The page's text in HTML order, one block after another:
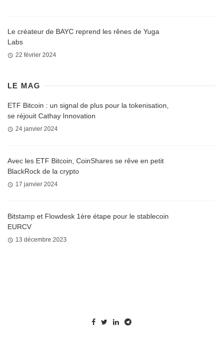
Le créateur de BAYC reprend les rênes de Yuga
Labs
22 février 2024
LE MAG
ETF Bitcoin : un signal de plus pour la tokenisation,
se réjouit Cathay Innovation
24 janvier 2024
Avec les ETF Bitcoin, CoinShares se rêve en petit
BlackRock de la crypto
17 janvier 2024
Bitstamp et Flowdesk 1ère étape pour le stablecoin
EURCV
13 décembre 2023